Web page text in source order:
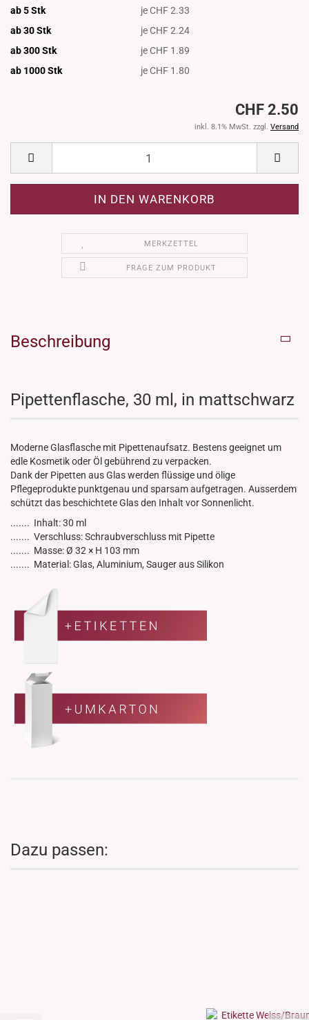
ab 5 Stk
je CHF 2.33
ab 30 Stk
je CHF 2.24
ab 300 Stk
je CHF 1.89
ab 1000Stk je CHF 1.80
CHF 2.50
inkl. 8.1% MwSt. zzgl. Versand
MERKZETTEL
FRAGE ZUM PRODUKT
Beschreibung
Pipettenflasche, 30 ml, in mattschwarz
Moderne Glasflasche mit Pipettenaufsatz. Bestens geeignet um
edle Kosmetik oder Öl gebührend zu verpacken.
Dank der Pipetten aus Glas werden flüssige und ölige
Pflegeprodukte punktgenau und sparsam aufgetragen. Ausserdem
schützt das beschichtete Glas den Inhalt vor Sonnenlicht.
....... Inhalt: 30 ml
....... Verschluss: Schraubverschluss mit Pipette
....... Masse: Ø 32 × H 103 mm
....... Material: Glas, Aluminium, Sauger aus Silikon
Dazu passen: